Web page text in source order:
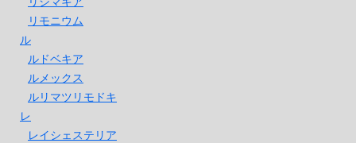
リモニウム
ル
ルドベキア
ルメックス
ルリマツリモドキ
レ
レイシェステリア